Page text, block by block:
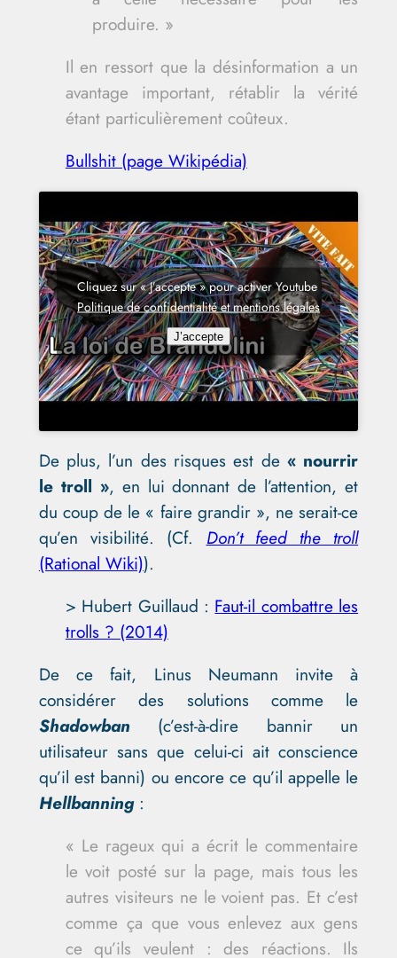
produire. »
Il en ressort que la désinformation a un
avantage important, rétablir la vérité
étant particulièrement coûteux.
Bullshit (page Wikipédia)
Cliquez sur « J’accepte » pour activer Youtube
Politique de confidentialité et mentions légales
J’accepte
De plus, l’un des risques est de « nourrir
le troll », en lui donnant de l’attention, et
du coup de le « faire grandir », ne serait-ce
qu’en visibilité. (Cf. Don’t feed the troll
(Rational Wiki)).
> Hubert Guillaud : Faut-il combattre les
trolls ? (2014)
De ce fait, Linus Neumann invite à
considérer des solutions comme le
Shadowban
(c’est-à-dire bannir un
utilisateur sans que celui-ci ait conscience
qu’il est banni) ou encore ce qu’il appelle le
Hellbanning :
« Le rageux qui a écrit le commentaire
le voit posté sur la page, mais tous les
autres visiteurs ne le voient pas. Et c’est
comme ça que vous enlevez aux gens
ce qu’ils veulent : des réactions. Ils